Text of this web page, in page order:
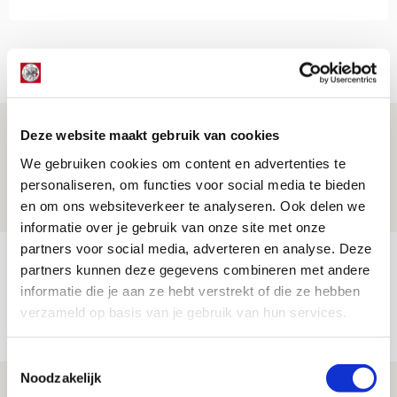
Deze website maakt gebruik van cookies
We gebruiken cookies om content en advertenties te
personaliseren, om functies voor social media te bieden
en om ons websiteverkeer te analyseren. Ook delen we
informatie over je gebruik van onze site met onze
partners voor social media, adverteren en analyse. Deze
partners kunnen deze gegevens combineren met andere
informatie die je aan ze hebt verstrekt of die ze hebben
verzameld op basis van je gebruik van hun services.
Noodzakelijk
Net binnen //
Is dit de laatste wallpaper van Godts in
de Johan Cruijff Arena?
07 AUGUSTUS 2026 - 00:36
NIEUWS
Trotse Klaassen: ‘Vierhonderd duels
voor mijn club is heel speciaal’
06 AUGUSTUS 2026 - 23:43
NIEUWS
Ajax zet Shelbourne eenvoudig opzij en